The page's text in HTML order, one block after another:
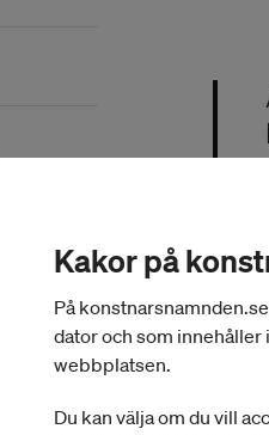
Kakor på
På
dator och som
webbplatsen.
Du kan välja om du vill